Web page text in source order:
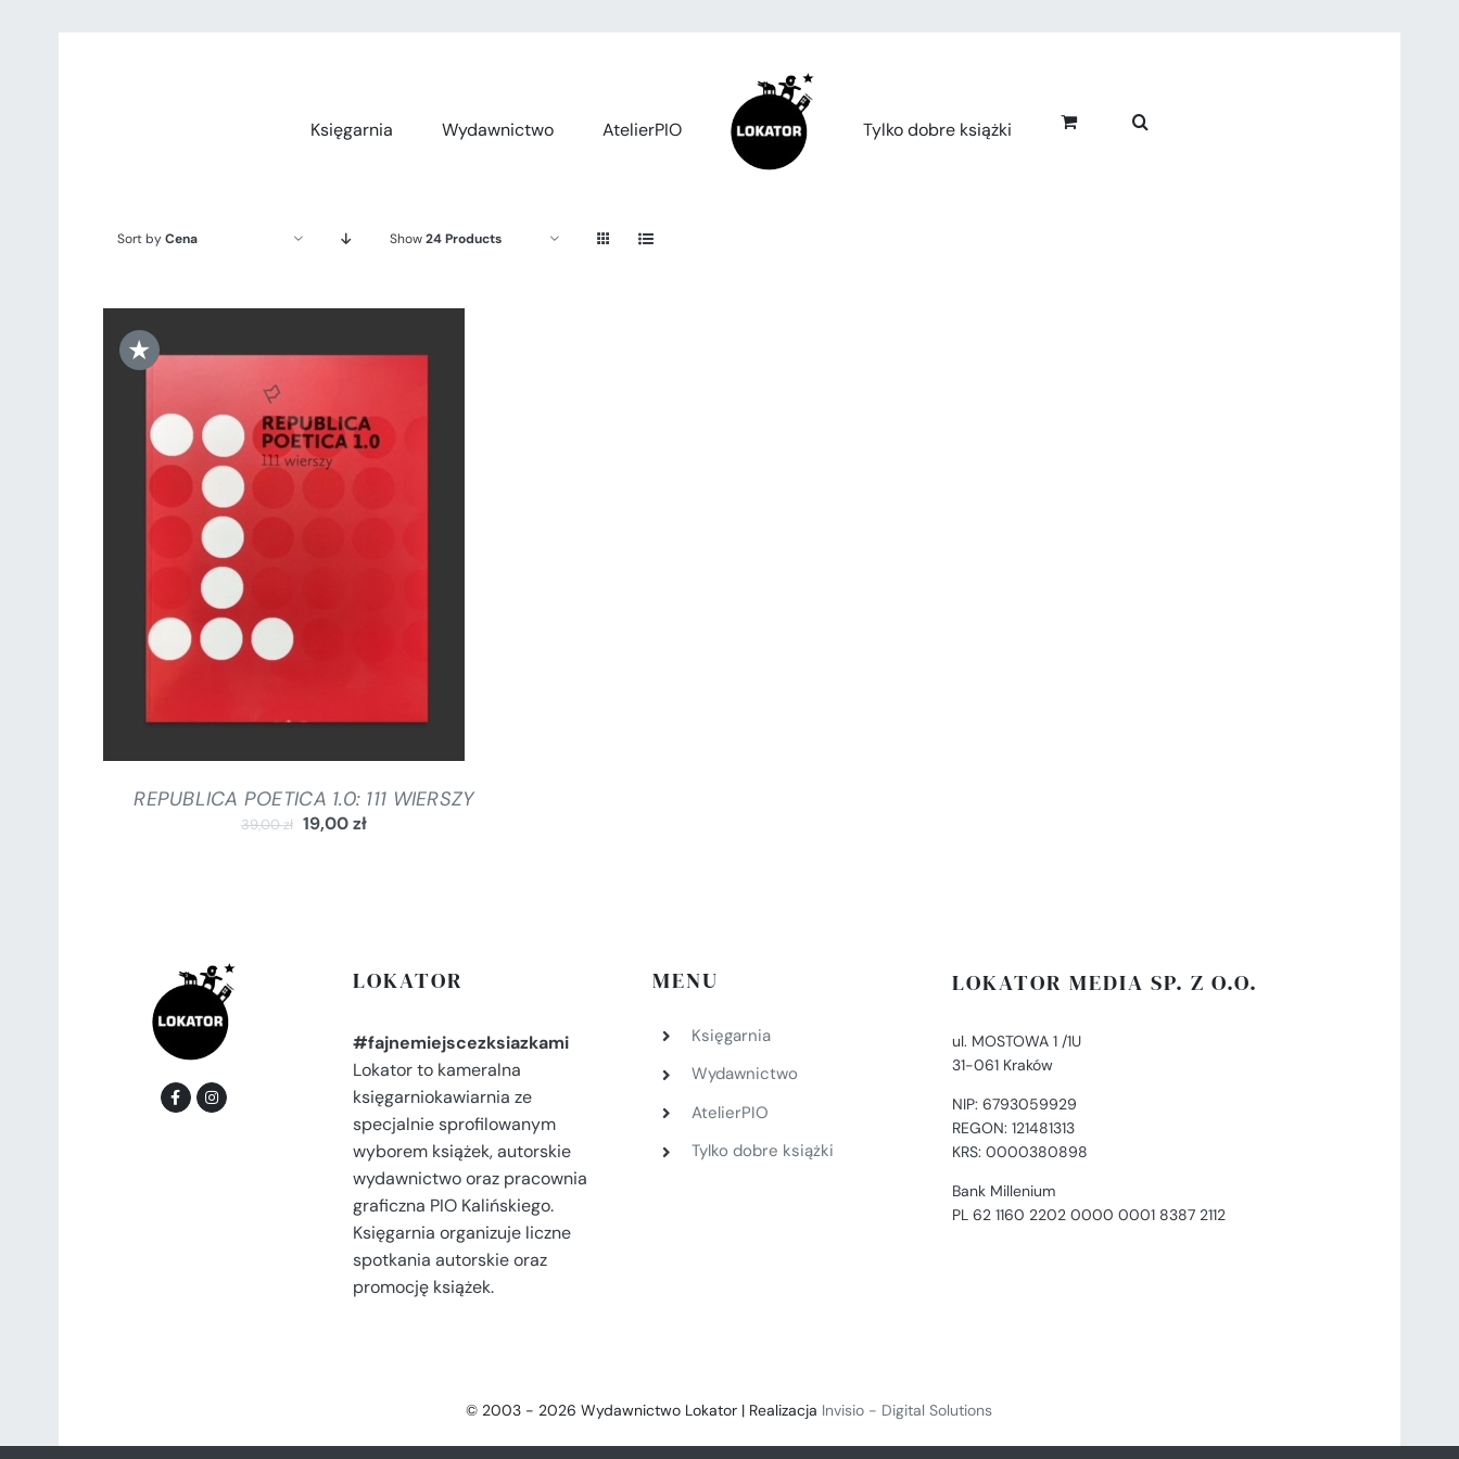
Księgarnia
Wydawnictwo AtelierPIO Tylko dobre książki
Sort byCena Show24 Products
★
DODAJ DO KOSZYKA
REPUBLICA POETICA 1.0: 111 WIERSZY
39,00zł 19,00zł
LOKATOR
#fajnemiejscezksiazkami
Lokator to kameralna
księgarniokawiarnia ze
specjalnie sprofilowanym
wyborem książek, autorskie
wydawnictwo oraz pracownia
graficzna PIO Kalińskiego.
Księgarnia organizuje liczne
spotkania autorskie oraz
promocję książek.
MENU
Księgarnia
Wydawnictwo
AtelierPIO
Tylko dobre książki
LOKATOR MEDIA SP. Z O.O.
ul. MOSTOWA 1 /1U
31-061 Kraków
NIP: 6793059929
REGON: 121481313
KRS: 0000380898
Bank Millenium
PL 62 1160 2202 0000 0001 8387 2112
© 2003 - 2026 Wydawnictwo Lokator | Realizacja Invisio - Digital Solutions